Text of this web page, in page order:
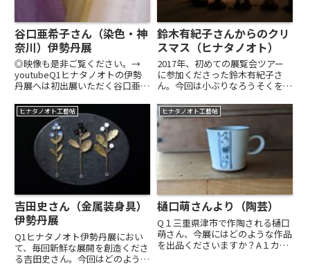
谷口亜希子さん（染色・神
奈川）伊勢丹展
◎映像も是非ご覧ください。→
youtubeQ1ヒナタノオトの伊勢
丹展へは初出展いただく谷口亜希
品を出品されますか？A1草木染
めのストール ハンドプリーツを
施したスカーフなど。 とってお
きの素材を天然染料だけで...
鈴木有紀子さんからのクリ
スマス（ヒナタノオト）
2017年、初めての展覧会ツアー
に参加くださった鈴木有紀子さ
ん。今回は小ぶりなろうそくを中
ら数年経ちました。ことある毎
に、ふとした瞬間に、デンマーク
で過ごしたなにげない時間や空気
がふわっと湧くことがあります。
こ...
ヒナタノオト工藝帖
吉田史さん（金属装身具）
伊勢丹展
Q1ヒナタノオト伊勢丹展におい
て、毎回新鮮な展開を創造くださ
る吉田史さん。今回はどのような
ヒナタノオト工藝帖
樋口萌さんより（陶芸）
Q１三重県津市で作陶される樋口
萌さん、今展にはどのような作品
を出品くださいますか？A１カッ